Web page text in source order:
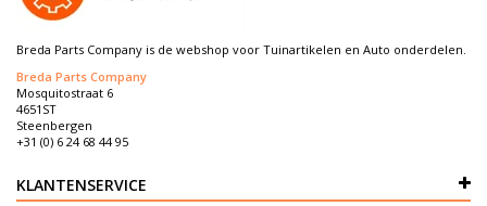
Breda Parts Company is de webshop voor Tuinartikelen en Auto onderdelen.
Breda Parts Company
Mosquitostraat 6
4651ST
Steenbergen
+31 (0) 6 24 68 44 95
KLANTENSERVICE